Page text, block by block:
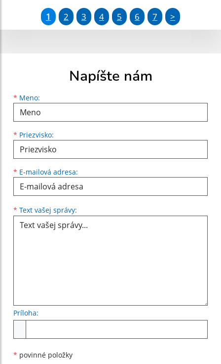
1 2 3 4 5 6 7 >
Napíšte nám
* Meno:
Meno
* Priezvisko:
Priezvisko
* E-mailová adresa:
E-mailová adresa
* Text vašej správy:
Príloha:
* povinné položky